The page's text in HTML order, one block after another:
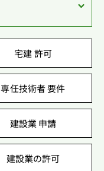
宅建 許可
専任技術者 要件
建設業 申請
建設業の許可